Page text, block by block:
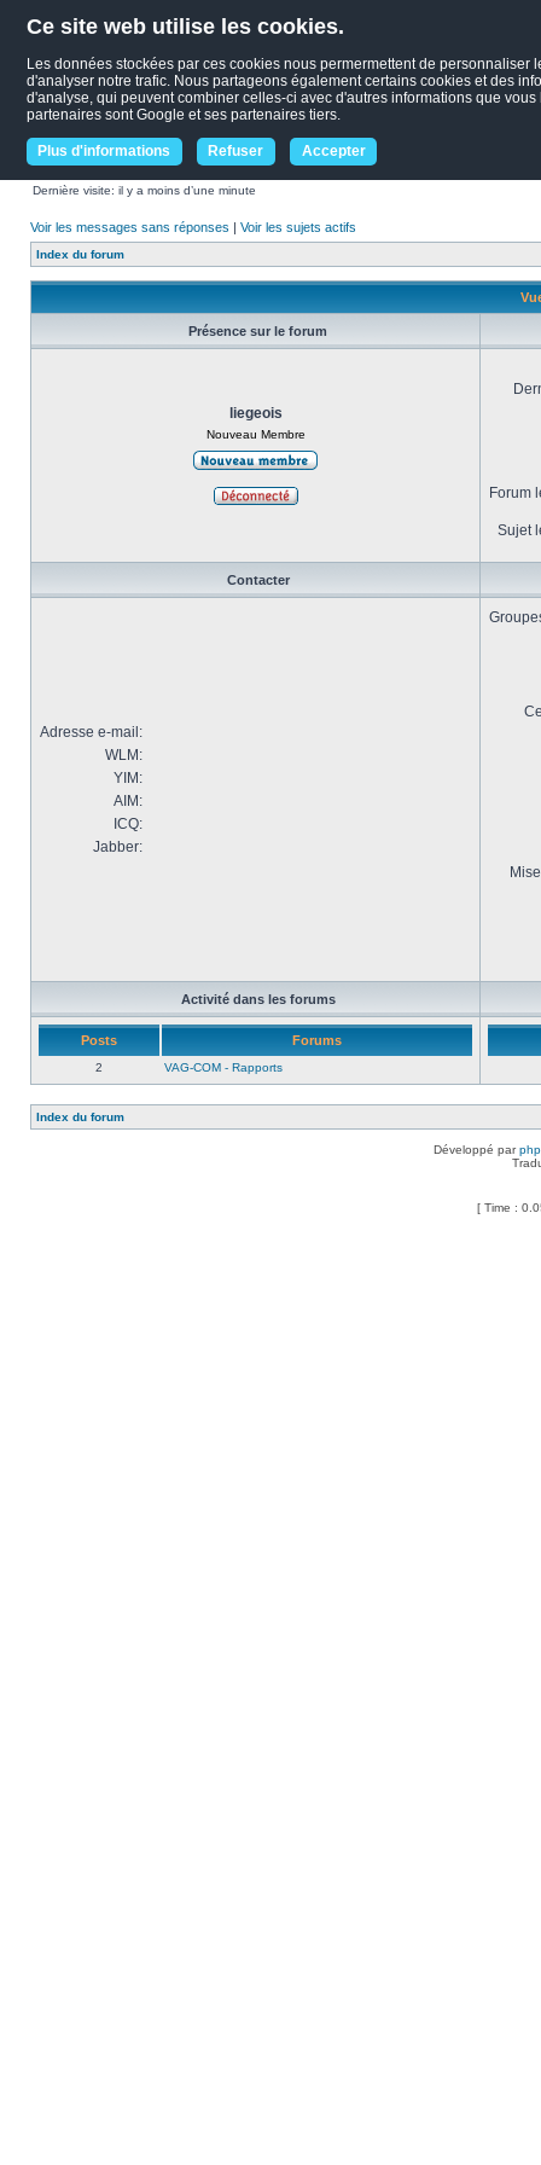
Ce site web utilise les cookies.
Les données stockées par ces cookies nous permermettent de
d'analyser notre trafic. Nous partageons également certains cookies et des
d'analyse, qui peuvent combiner celles-ci avec d'autres informations que
partenaires sont Google et ses partenaires tiers.
Plus d'informations Refuser Accepter
Dernière visite: il y a moins d’une minute
Voir les messages sans réponses | Voir les sujets actifs
Index du forum
Présence sur le forum
liegeois
Nouveau Membre
Forum
Sujet
Contacter
Adresse e-mail:
WLM:
YIM:
AIM:
ICQ:
Jabber:
Activité dans les forums
Posts Forums
2 VAG-COM - Rapports
Index du forum
Développé par
[ Time :